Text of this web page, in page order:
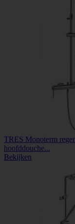
TRES Monoterm
hoofddouche...
Bekijken